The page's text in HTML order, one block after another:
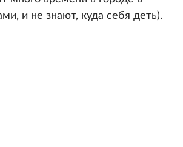
и не знают, куда себя деть).